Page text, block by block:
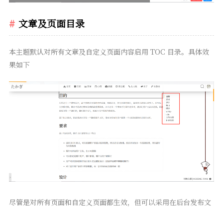
文章及页面目录
本主题默认对所有文章及自定义页面内容启用 TOC 目录。具体效
果如下
尽管是对所有页面和自定义页面都生效，但可以采用在后台发布文